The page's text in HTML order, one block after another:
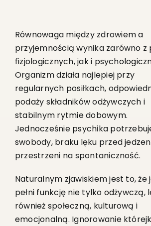
Równowaga między zdrowiem a
przyjemnością wynika zarówno
fizjologicznych, jak i
Organizm działa najlepiej przy
regularnych posiłkach,
podaży składników odżywczych i
stabilnym rytmie dobowym.
Jednocześnie psychika
swobody, braku lęku przed
przestrzeni na spontaniczność.
Naturalnym zjawiskiem jest to, że
pełni funkcję nie tylko odżywczą,
również społeczną, kulturową i
emocjonalną. Ignorowanie